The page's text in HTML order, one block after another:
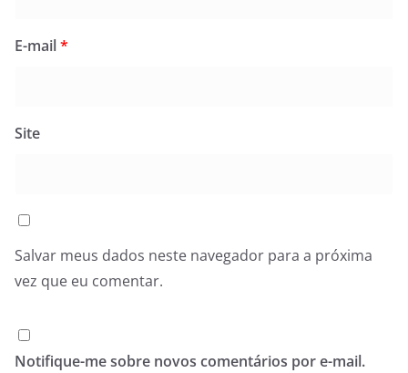
E-mail*
Site
Salvar meus dados neste navegador para a próxima
vez que eu comentar.
Notifique-me sobre novos comentários por e-mail.